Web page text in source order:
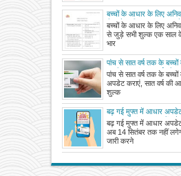
बच्चों के आधार के लिए
से जुड़े सभी शुल्क एक साल
बच्चों के आधार के लिए
से जुड़े सभी शुल्क एक साल के
भार
पांच से सात वर्ष तक के
अपडेट कराएं, सात वर्ष की
शुल्क देना होगा
पांच से सात वर्ष तक के
अपडेट कराएं, सात वर्ष की
शुल्क
बढ़ गई मुफ्त में आधार अपडेट
अब 14 सितंबर तक नहीं
बढ़ गई मुफ्त में आधार अपडेट
अब 14 सितंबर तक नहीं
जारी करने